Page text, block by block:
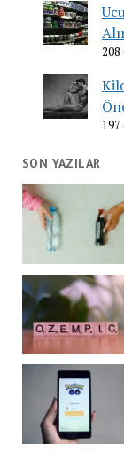
208
197
SON YAZILAR